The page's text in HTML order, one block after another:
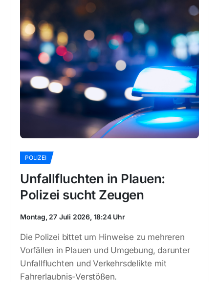
POLIZEI
Unfallfluchten in Plauen:
Polizei sucht Zeugen
Montag, 27 Juli 2026, 18:24 Uhr
Die Polizei bittet um Hinweise zu mehreren
Vorfällen in Plauen und Umgebung, darunter
Unfallfluchten und Verkehrsdelikte mit
Fahrerlaubnis-Verstößen.